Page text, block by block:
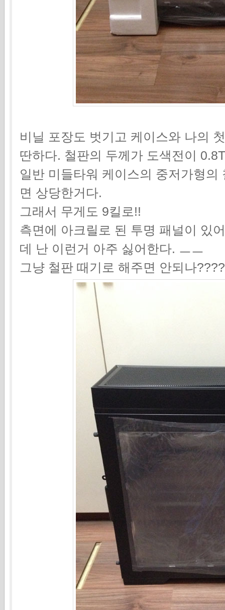
비닐 포장도 벗기고 케이스와 나의
딴하다. 철판의 두께가 도색전이
일반 미들타워 케이스의 중저가형
면 상당한거다.
그래서 무게도 9킬로!!
측면에 아크릴로 된 투명 패널이 있
데 난 이런거 아주 싫어한다. ㅡㅡ
그냥 철판 때기로 해주면 안되나